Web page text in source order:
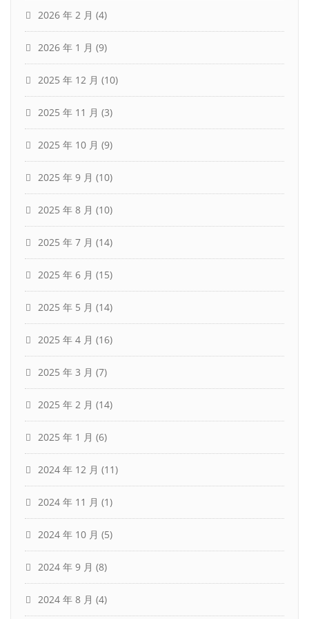
2026 年 2 月 (4)
2026 年 1 月 (9)
2025 年 12 月 (10)
2025 年 11 月 (3)
2025 年 10 月 (9)
2025 年 9 月 (10)
2025 年 8 月 (10)
2025 年 7 月 (14)
2025 年 6 月 (15)
2025 年 5 月 (14)
2025 年 4 月 (16)
2025 年 3 月 (7)
2025 年 2 月 (14)
2025 年 1 月 (6)
2024 年 12 月 (11)
2024 年 11 月 (1)
2024 年 10 月 (5)
2024 年 9 月 (8)
2024 年 8 月 (4)